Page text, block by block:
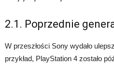
2.1. Poprzednie
W przeszłości Sony wydało
przykład, PlayStation 4 zostało